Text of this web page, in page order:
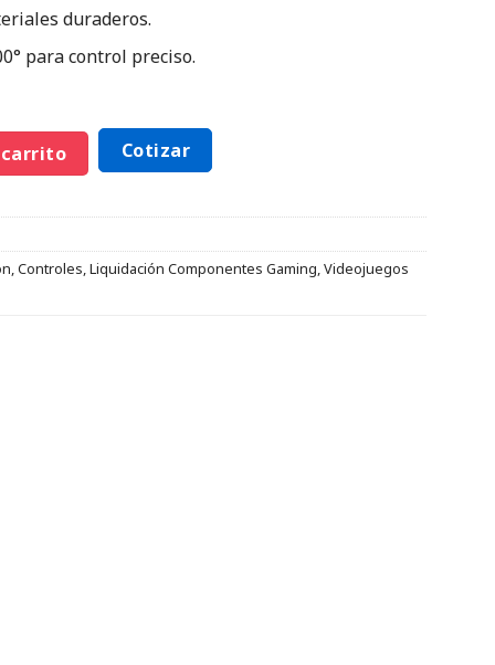
duraderos.
para control preciso.
Cotizar
,Controles,Liquidación Componentes Gaming,Videojuegos